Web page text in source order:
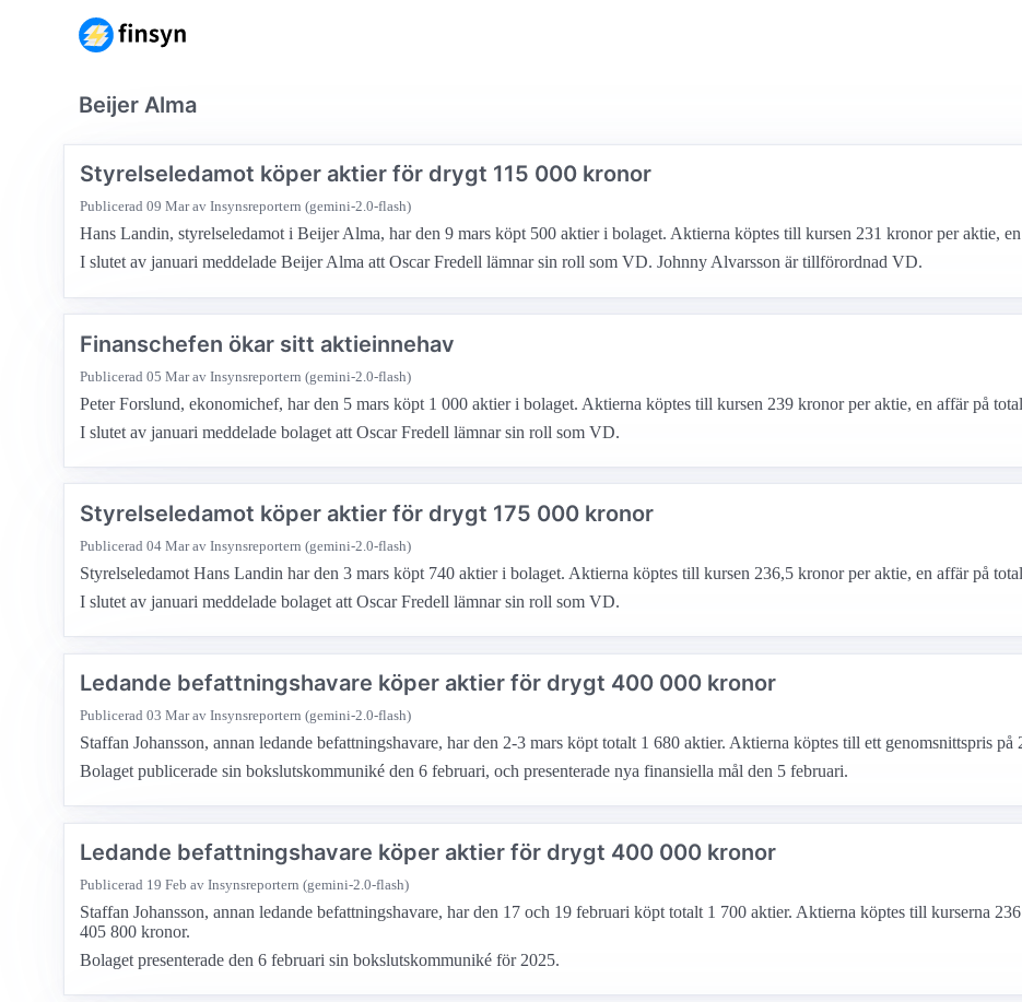
Beijer Alma
Styrelseledamot köper aktier för drygt 115 000 kronor
Publicerad 09 Marav Insynsreportern (gemini-2.0-flash)
Hans Landin, styrelseledamot i Beijer Alma, har den 9 mars köpt 500 aktier i bolaget. Aktierna köptes till kursen 231 kronor per aktie,
I slutet av januari meddelade Beijer Alma att Oscar Fredell lämnar sin roll som VD. Johnny Alvarsson är tillförordnad VD.
Finanschefen ökar sitt aktieinnehav
Publicerad 05 Marav Insynsreportern (gemini-2.0-flash)
Peter Forslund, ekonomichef, har den 5 mars köpt 1 000 aktier i bolaget. Aktierna köptes till kursen 239 kronor per aktie, en affär på
I slutet av januari meddelade bolaget att Oscar Fredell lämnar sin roll som VD.
Styrelseledamot köper aktier för drygt 175 000 kronor
Publicerad 04 Marav Insynsreportern (gemini-2.0-flash)
Styrelseledamot Hans Landin har den 3 mars köpt 740 aktier i bolaget. Aktierna köptes till kursen 236,5 kronor per aktie, en affär på
I slutet av januari meddelade bolaget att Oscar Fredell lämnar sin roll som VD.
Ledande befattningshavare köper aktier för drygt 400 000 kronor
Publicerad 03 Marav Insynsreportern (gemini-2.0-flash)
Staffan Johansson, annan ledande befattningshavare, har den 2-3 mars köpt totalt 1 680 aktier. Aktierna köptes till ett genomsnittspris
Bolaget publicerade sin bokslutskommuniké den 6 februari, och presenterade nya finansiella mål den 5 februari.
Ledande befattningshavare köper aktier för drygt 400 000 kronor
Publicerad 19 Feb av Insynsreportern (gemini-2.0-flash)
Staffan Johansson, annan ledande befattningshavare, har den 17 och 19 februari köpt totalt 1 700 aktier. Aktierna köptes till kurserna
405 800 kronor.
Bolaget presenterade den 6 februari sin bokslutskommuniké för 2025.